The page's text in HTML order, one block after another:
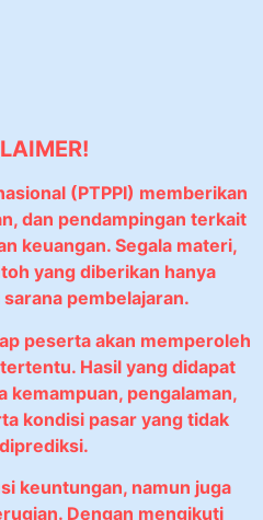
(PTPPI) memberikan
dan pendampingan terkait
keuangan. Segala materi,
yang diberikan hanya
pembelajaran.
peserta akan memperoleh
Hasil yang didapat
kemampuan, pengalaman,
kondisi pasar yang tidak
keuntungan, namun juga
Dengan mengikuti